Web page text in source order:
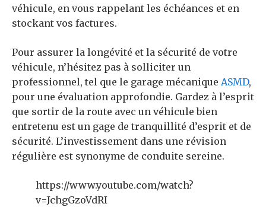
véhicule, en vous rappelant les échéances et en
stockant vos factures.
Pour assurer la longévité et la sécurité de votre
véhicule, n’hésitez pas à solliciter un
professionnel, tel que le garage mécanique ASMD,
pour une évaluation approfondie. Gardez à l’esprit
que sortir de la route avec un véhicule bien
entretenu est un gage de tranquillité d’esprit et de
sécurité. L’investissement dans une révision
régulière est synonyme de conduite sereine.
https://www.youtube.com/watch?
v=JchgGzoVdRI